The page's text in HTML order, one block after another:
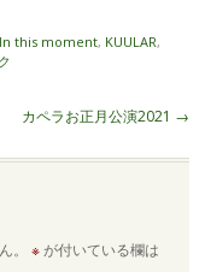
In this moment, KUULAR,
カペラお正月公演2021 →
。 ※が付いている欄は